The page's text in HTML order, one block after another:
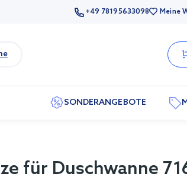
+49 78195633098 Meine
SONDERANGEBOTE
für Duschwanne